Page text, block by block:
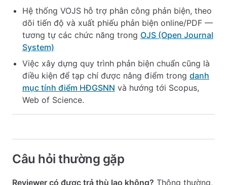
Hệ thống VOJS hỗ trợ phân công phản biện, theo
dõi tiến độ và xuất phiếu phản biện online/PDF —
tương tự các chức năng trong OJS (Open Journal
System)
Việc xây dựng quy trình phản biện chuẩn cũng là
điều kiện để tạp chí được nâng điểm trong danh
mục tính điểm HĐGSNN và hướng tới Scopus,
Web of Science.
Câu hỏi thường gặp
Reviewer có được trả thù lao không? Thông thường,